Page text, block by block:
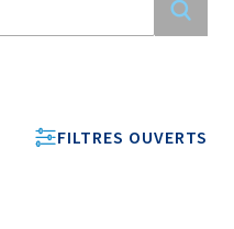
FILTRES OUVERTS